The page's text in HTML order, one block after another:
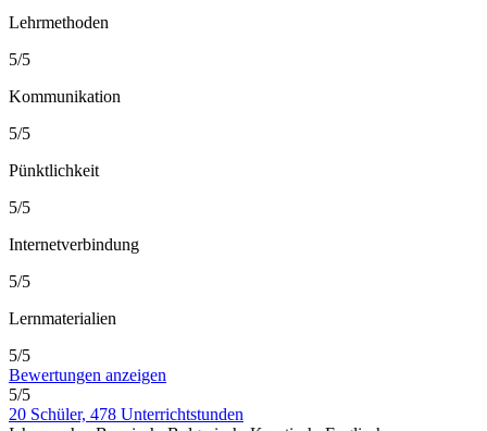
Lehrmethoden
5/5
Kommunikation
5/5
Pünktlichkeit
5/5
Internetverbindung
5/5
Lernmaterialien
5/5
Bewertungen anzeigen
5/5
20 Schüler, 478 Unterrichtstunden